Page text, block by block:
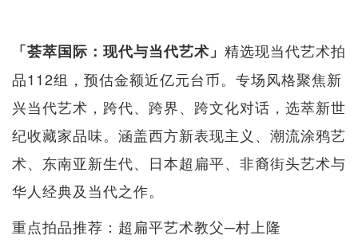
「荟萃国际：现代与当代艺术」 精选现当代艺术拍
品112组，预估金额近亿元台币。专场风格聚焦新
兴当代艺术，跨代、跨界、跨文化对话，选萃新世
纪收藏家品味。涵盖西方新表现主义、潮流涂鸦艺
术、东南亚新生代、日本超扁平、非裔街头艺术与
华人经典及当代之作。
重点拍品推荐：超扁平艺术教父─村上隆